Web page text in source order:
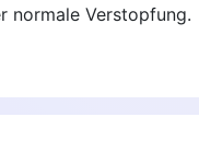
normale Verstopfung.